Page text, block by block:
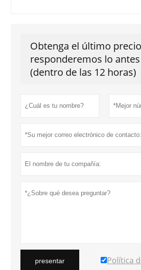
Obtenga el último
responderemos lo
(dentro de las 12 horas)
presentar Política